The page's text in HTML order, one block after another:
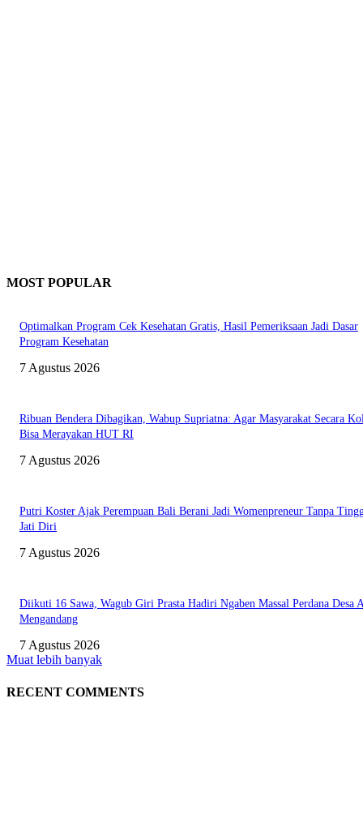
MOST POPULAR
Optimalkan Program Cek Kesehatan Gratis, Hasil Pemeriksaan Jadi Dasar
Program Kesehatan
7 Agustus 2026
Ribuan Bendera Dibagikan, Wabup Supriatna: Agar Masyarakat Secara
Bisa Merayakan HUT RI
7 Agustus 2026
Putri Koster Ajak Perempuan Bali Berani Jadi Womenpreneur Tanpa
Jati Diri
7 Agustus 2026
Diikuti 16 Sawa, Wagub Giri Prasta Hadiri Ngaben Massal Perdana Desa
Mengandang
7 Agustus 2026
Muat lebih banyak
RECENT COMMENTS